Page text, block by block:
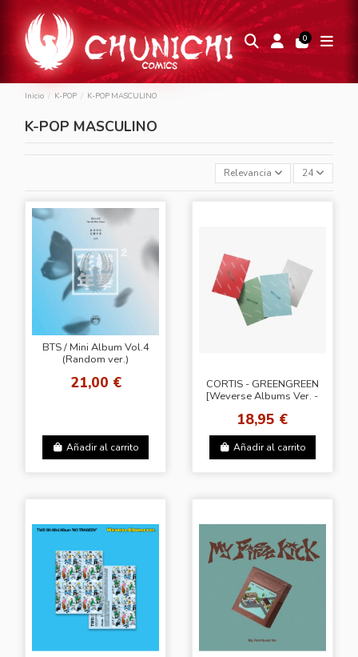
0
Inicio K-POP K-POP MASCULINO
K-POP MASCULINO
Relevancia 24
BTS / Mini Album Vol.4
(Random ver.)
21,00 €
Añadir al carrito
CORTIS - GREENGREEN
[Weverse Albums Ver. -
18,95 €
Añadir al carrito